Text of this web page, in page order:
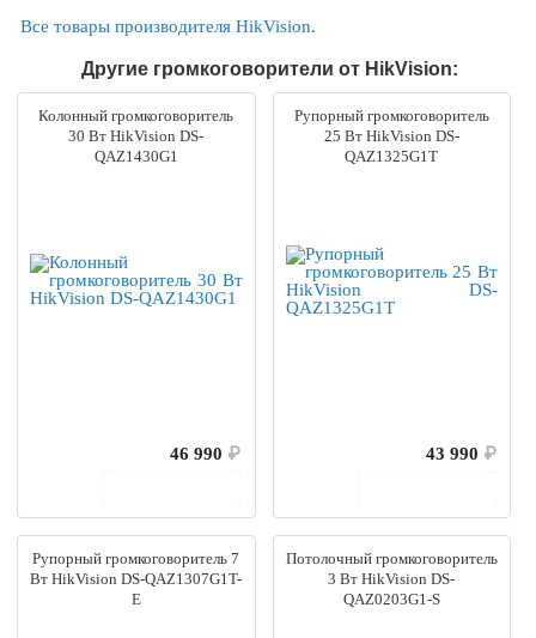
Все товары производителя HikVision.
Другие громкоговорители от HikVision:
Колонный громкоговоритель
30 Вт HikVision DS-
QAZ1430G1
46 990 ₽
Рупорный громкоговоритель
25 Вт HikVision DS-
QAZ1325G1T
43 990 ₽
Рупорный громкоговоритель 7
Вт HikVision DS-QAZ1307G1T-
E
Потолочный громкоговоритель
3 Вт HikVision DS-
QAZ0203G1-S